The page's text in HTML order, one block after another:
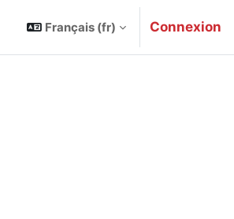
Français ‎(fr)‎ Connexion